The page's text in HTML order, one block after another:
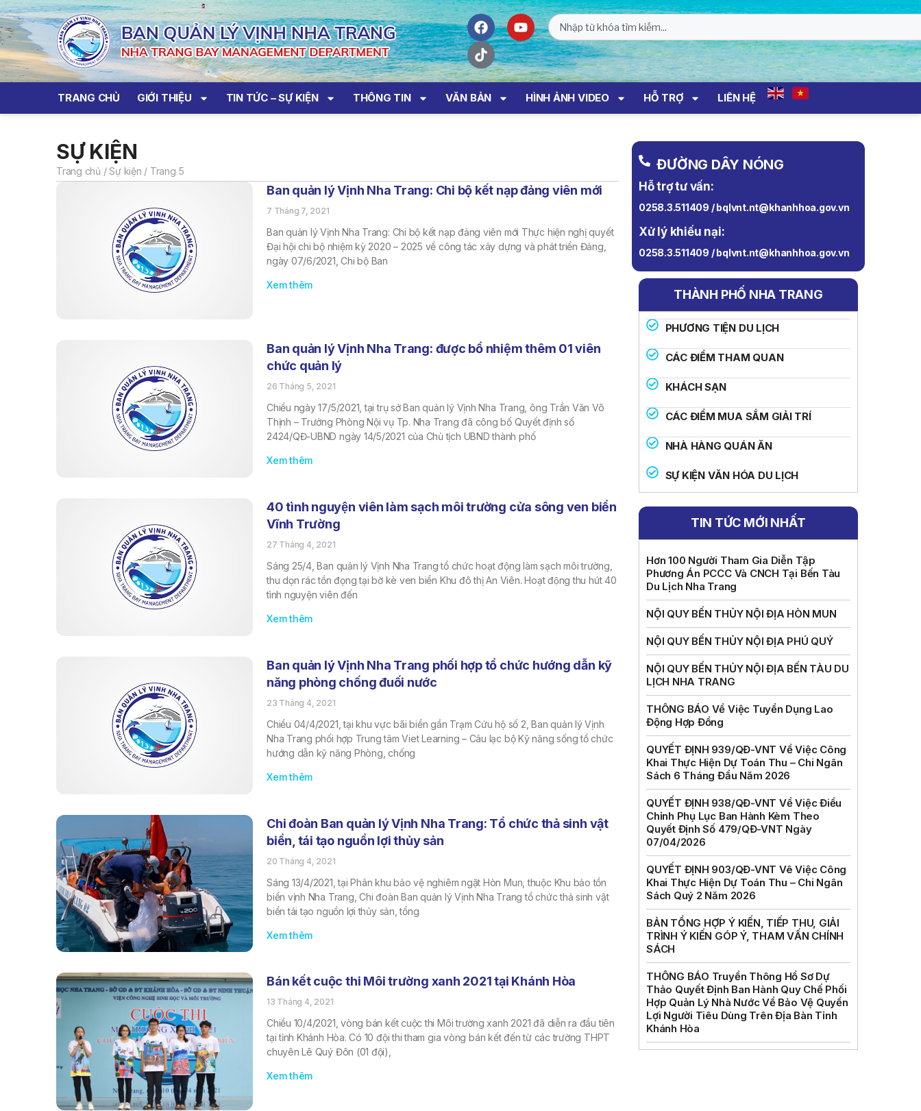
TRANG CHỦ GIỚI THIỆU TIN TỨC – SỰ KIỆN THÔNG TIN VĂN BẢN HÌNH ẢNH VIDEO HỖ TRỢ LIÊN HỆ
SỰ KIỆN
Trang chủ /Sự kiện / Trang 5
Ban quản lý Vịnh Nha Trang: Chi bộ kết nạp đảng viên mới
7 Tháng 7, 2021
Ban quản lý Vịnh Nha Trang: Chi bộ kết nạp đảng viên mới Thực hiện nghị quyết
Đại hội chi bộ nhiệm kỳ 2020 – 2025 về công tác xây dựng và phát triển Đảng,
ngày 07/6/2021, Chi bộ Ban
Xem thêm
Ban quản lý Vịnh Nha Trang: được bổ nhiệm thêm 01 viên
chức quản lý
26 Tháng 5, 2021
Chiều ngày 17/5/2021, tại trụ sở Ban quản lý Vịnh Nha Trang, ông Trần Văn Võ
Thịnh – Trưởng Phòng Nội vụ Tp. Nha Trang đã công bố Quyết định số
2424/QĐ-UBND ngày 14/5/2021 của Chủ tịch UBND thành phố
Xem thêm
40 tình nguyện viên làm sạch môi trường cửa sông ven biển
Vĩnh Trường
27 Tháng 4, 2021
Sáng 25/4, Ban quản lý Vịnh Nha Trang tổ chức hoạt động làm sạch môi trường,
thu dọn rác tồn đọng tại bờ kè ven biển Khu đô thị An Viên. Hoạt động thu hút 40
tình nguyện viên đến
Xem thêm
Ban quản lý Vịnh Nha Trang phối hợp tổ chức hướng dẫn kỹ
năng phòng chống đuối nước
23 Tháng 4, 2021
Chiều 04/4/2021, tại khu vực bãi biển gần Trạm Cứu hộ số 2, Ban quản lý Vịnh
Nha Trang phối hợp Trung tâm Viet Learning – Câu lạc bộ Kỹ năng sống tổ chức
hướng dẫn kỹ năng Phòng, chống
Xem thêm
Chi đoàn Ban quản lý Vịnh Nha Trang: Tổ chức thả sinh vật
biển, tái tạo nguồn lợi thủy sản
20 Tháng 4, 2021
Sáng 13/4/2021, tại Phân khu bảo vệ nghiêm ngặt Hòn Mun, thuộc Khu bảo tồn
biển vịnh Nha Trang, Chi đoàn Ban quản lý Vịnh Nha Trang tổ chức thả sinh vật
biển tái tạo nguồn lợi thủy sản, tổng
Xem thêm
Bán kết cuộc thi Môi trường xanh 2021 tại Khánh Hòa
13 Tháng 4, 2021
Chiều 10/4/2021, vòng bán kết cuộc thi Môi trường xanh 2021 đã diễn ra đầu tiên
tại tỉnh Khánh Hòa. Có 10 đội thi tham gia vòng bán kết đến từ các trường THPT
chuyên Lê Quý Đôn (01 đội),
Xem thêm
ĐƯỜNG DÂY NÓNG
Hỗ trợ tư vấn:
0258.3.511409 / bqlvnt.nt@khanhhoa.gov.vn
Xử lý khiếu nại:
0258.3.511409 / bqlvnt.nt@khanhhoa.gov.vn
THÀNH PHỐ NHA TRANG
PHƯƠNG TIỆN DU LỊCH
CÁC ĐIỂM THAM QUAN
KHÁCH SẠN
CÁC ĐIỂM MUA SẮM GIẢI TRÍ
NHÀ HÀNG QUÁN ĂN
SỰ KIỆN VĂN HÓA DU LỊCH
TIN TỨC MỚI NHẤT
Hơn 100 Người Tham Gia Diễn Tập
Phương Án PCCC Và CNCH Tại Bến Tàu
Du Lịch Nha Trang
NỘI QUY BẾN THỦY NỘI ĐỊA HÒN MUN
NỘI QUY BẾN THỦY NỘI ĐỊA PHÚ QUÝ
NỘI QUY BẾN THỦY NỘI ĐỊA BẾN TÀU DU
LỊCH NHA TRANG
THÔNG BÁO Về Việc Tuyển Dụng Lao
Động Hợp Đồng
QUYẾT ĐỊNH 939/QĐ-VNT Về Việc Công
Khai Thực Hiện Dự Toán Thu – Chi Ngân
Sách 6 Tháng Đầu Năm 2026
QUYẾT ĐỊNH 938/QĐ-VNT Về Việc Điều
Chỉnh Phụ Lục Ban Hành Kèm Theo
Quyết Định Số 479/QĐ-VNT Ngày
07/04/2026
QUYẾT ĐỊNH 903/QĐ-VNT Vê Việc Công
Khai Thực Hiện Dự Toán Thu – Chi Ngân
Sách Quý 2 Năm 2026
BẢN TỔNG HỢP Ý KIẾN, TIẾP THU, GIẢI
TRÌNH Ý KIẾN GÓP Ý, THAM VẤN CHÍNH
SÁCH
THÔNG BÁO Truyền Thông Hồ Sơ Dự
Thảo Quyết Định Ban Hành Quy Chế Phối
Hợp Quản Lý Nhà Nước Về Bảo Vệ Quyền
Lợi Người Tiêu Dùng Trên Địa Bàn Tỉnh
Khánh Hòa